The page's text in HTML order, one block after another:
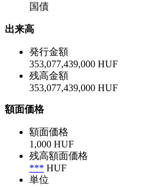
国債
出来高
発行金額
353,077,439,000 HUF
残高金額
353,077,439,000 HUF
額面価格
額面価格
1,000 HUF
残高額面価格
*** HUF
単位